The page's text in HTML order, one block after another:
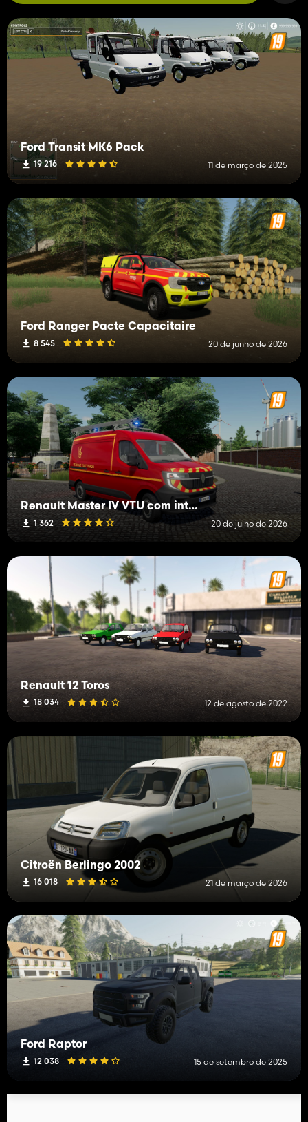
Ford Transit MK6 Pack
19 216 11 de março de 2025
Ford Ranger Pacte Capacitaire
8 545 20 de junho de 2026
Renault Master IV VTU com interior
1 362 20 de julho de 2026
Renault 12 Toros
18 034 12 de agosto de 2022
Citroën Berlingo 2002
16 018 21 de março de 2026
Ford Raptor
12 038 15 de setembro de 2025